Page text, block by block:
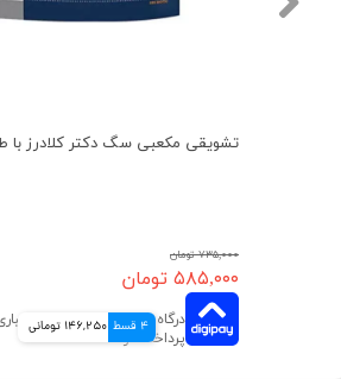
۷۳۵,۰۰۰ تومان
۵۸۵,۰۰۰ تومان
4 قسط 146,250 تومانی